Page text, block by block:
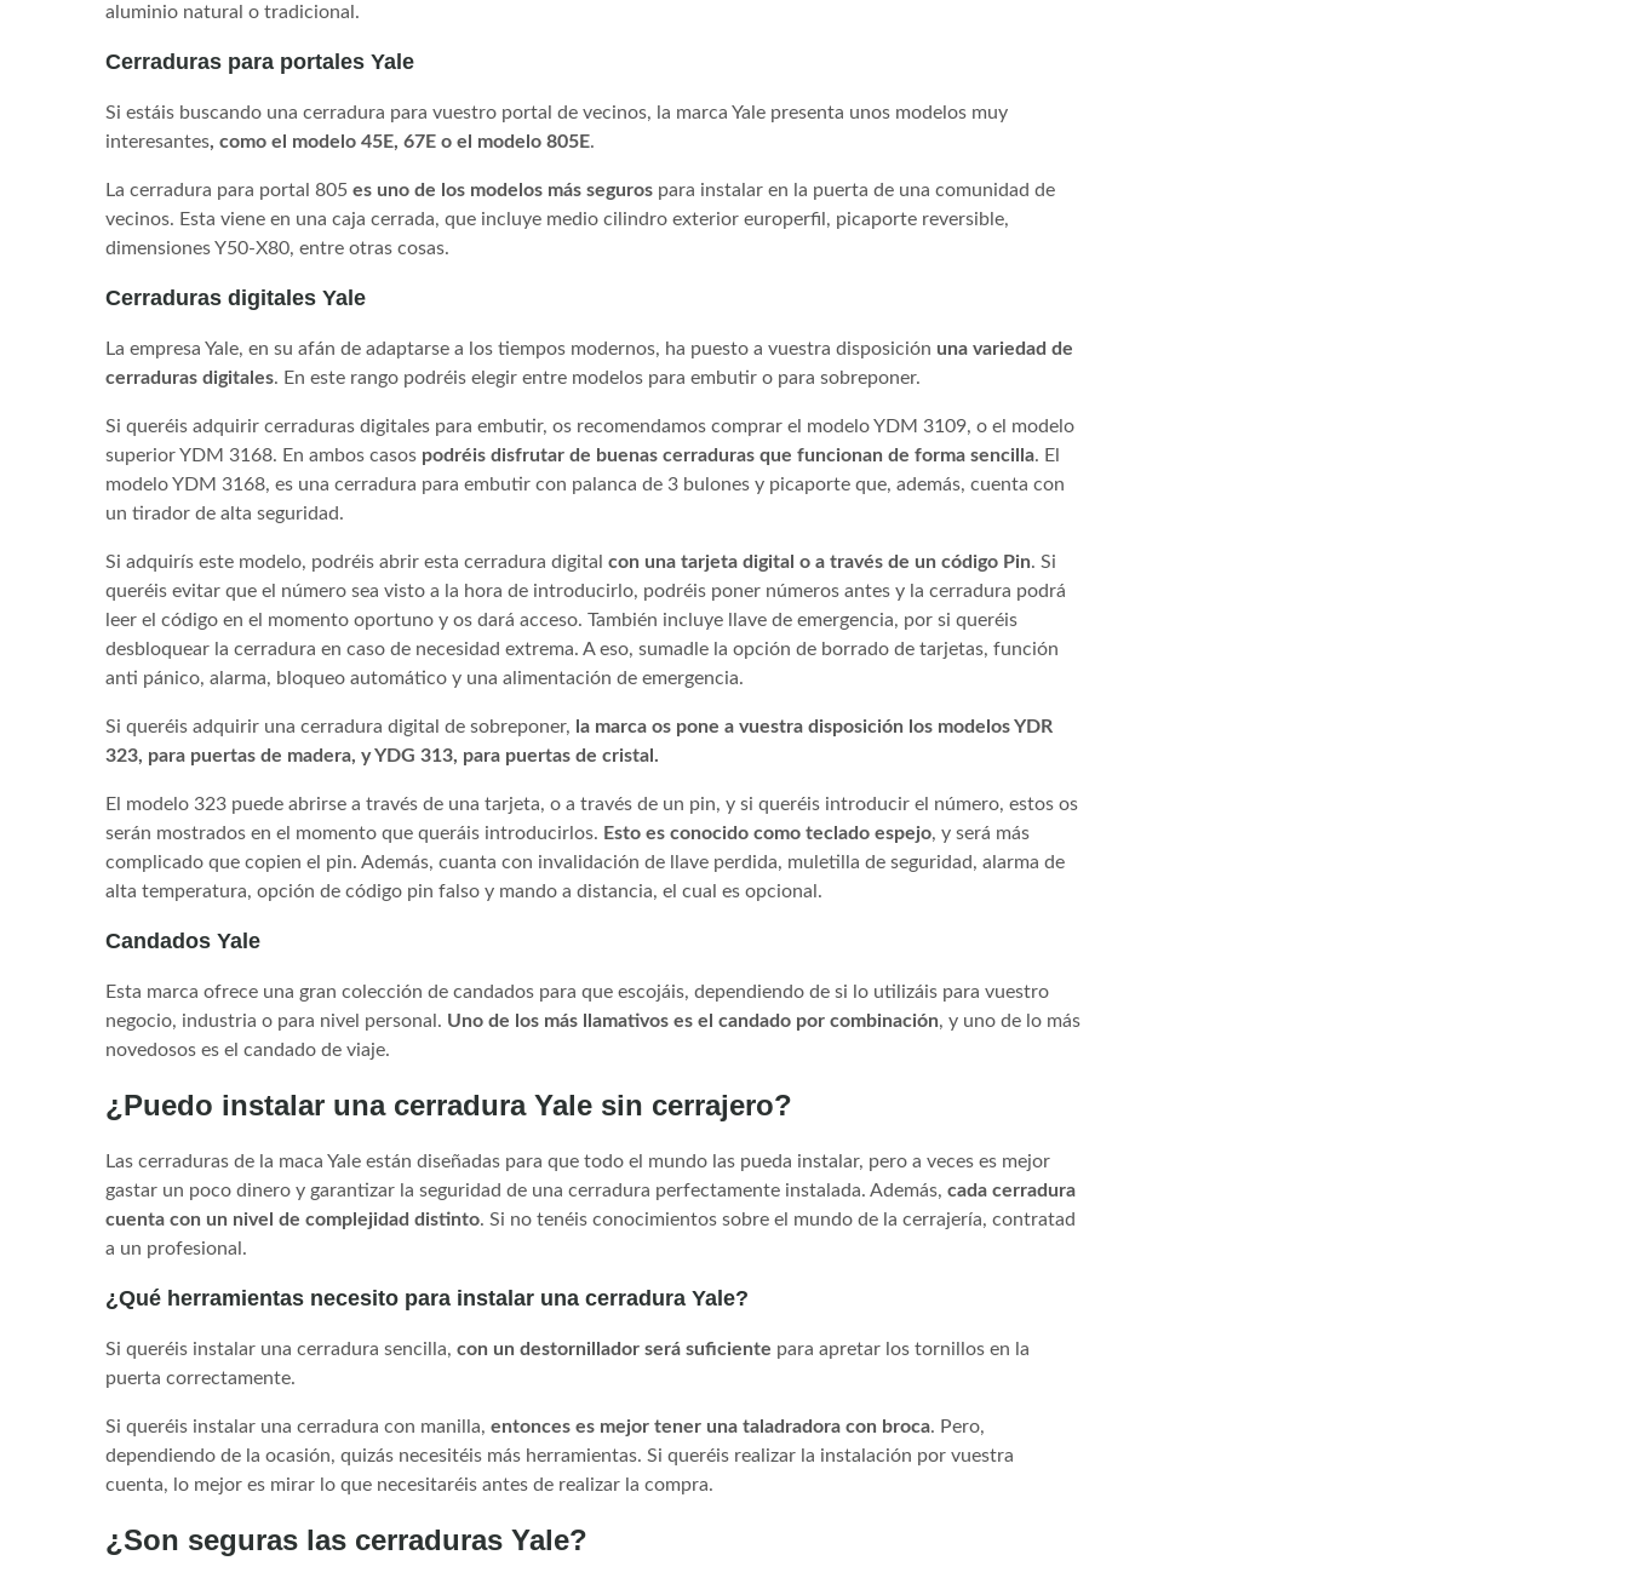
aluminio natural o tradicional.
Cerraduras para portales Yale
Si estáis buscando una cerradura para vuestro portal de vecinos, la marca Yale presenta unos modelos muy
interesantes, como el modelo 45E, 67E o el modelo 805E.
La cerradura para portal 805 es uno de los modelos más seguros para instalar en la puerta de una comunidad de
vecinos. Esta viene en una caja cerrada, que incluye medio cilindro exterior europerfil, picaporte reversible,
dimensiones Y50-X80, entre otras cosas.
Cerraduras digitales Yale
La empresa Yale, en su afán de adaptarse a los tiempos modernos, ha puesto a vuestra disposición una variedad de
cerraduras digitales. En este rango podréis elegir entre modelos para embutir o para sobreponer.
Si queréis adquirir cerraduras digitales para embutir, os recomendamos comprar el modelo YDM 3109, o el modelo
superior YDM 3168. En ambos casos podréis disfrutar de buenas cerraduras que funcionan de forma sencilla. El
modelo YDM 3168, es una cerradura para embutir con palanca de 3 bulones y picaporte que, además, cuenta con
un tirador de alta seguridad.
Si adquirís este modelo, podréis abrir esta cerradura digital con una tarjeta digital o a través de un código Pin. Si
queréis evitar que el número sea visto a la hora de introducirlo, podréis poner números antes y la cerradura podrá
leer el código en el momento oportuno y os dará acceso. También incluye llave de emergencia, por si queréis
desbloquear la cerradura en caso de necesidad extrema. A eso, sumadle la opción de borrado de tarjetas, función
anti pánico, alarma, bloqueo automático y una alimentación de emergencia.
Si queréis adquirir una cerradura digital de sobreponer, la marca os pone a vuestra disposición los modelos YDR
323, para puertas de madera, y YDG 313, para puertas de cristal.
El modelo 323 puede abrirse a través de una tarjeta, o a través de un pin, y si queréis introducir el número, estos os
serán mostrados en el momento que queráis introducirlos. Esto es conocido como teclado espejo, y será más
complicado que copien el pin. Además, cuanta con invalidación de llave perdida, muletilla de seguridad, alarma de
alta temperatura, opción de código pin falso y mando a distancia, el cual es opcional.
Candados Yale
Esta marca ofrece una gran colección de candados para que escojáis, dependiendo de si lo utilizáis para vuestro
negocio, industria o para nivel personal. Uno de los más llamativos es el candado por combinación, y uno de lo más
novedosos es el candado de viaje.
¿Puedo instalar una cerradura Yale sin cerrajero?
Las cerraduras de la maca Yale están diseñadas para que todo el mundo las pueda instalar, pero a veces es mejor
gastar un poco dinero y garantizar la seguridad de una cerradura perfectamente instalada. Además, cada cerradura
cuenta con un nivel de complejidad distinto. Si no tenéis conocimientos sobre el mundo de la cerrajería, contratad
a un profesional.
¿Qué herramientas necesito para instalar una cerradura Yale?
Si queréis instalar una cerradura sencilla, con un destornillador será suficiente para apretar los tornillos en la
puerta correctamente.
Si queréis instalar una cerradura con manilla, entonces es mejor tener una taladradora con broca. Pero,
dependiendo de la ocasión, quizás necesitéis más herramientas. Si queréis realizar la instalación por vuestra
cuenta, lo mejor es mirar lo que necesitaréis antes de realizar la compra.
¿Son seguras las cerraduras Yale?